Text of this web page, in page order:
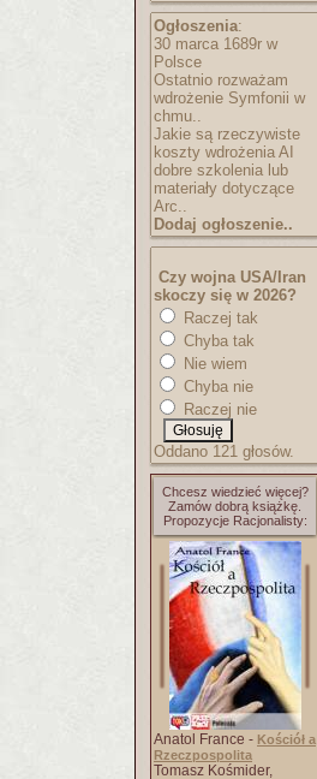
Ogłoszenia:
30 marca 1689r w
Polsce
Ostatnio rozważam
wdrożenie Symfonii w
chmu..
Jakie są rzeczywiste
koszty wdrożenia AI
dobre szkolenia lub
materiały dotyczące
Arc..
Dodaj ogłoszenie..
Czy wojna USA/Iran
skoczy się w 2026?
Raczej tak
Chyba tak
Nie wiem
Chyba nie
Raczej nie
Oddano 121 głosów.
Chcesz wiedzieć więcej?
Zamów dobrą książkę.
Propozycje Racjonalisty:
Anatol France - Kościół a
Rzeczpospolita
Tomasz Kośmider,